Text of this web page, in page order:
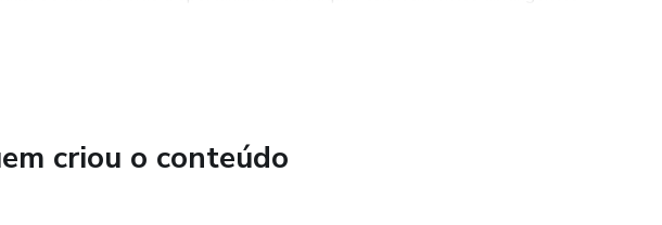
e como promover mudanças positivas em seus pensamentos e
aplicar as técnicas ensinadas no curso, os alunos terão a oportunidade de
resultados positivos em sua vida pessoal e profissional.
criou o conteúdo